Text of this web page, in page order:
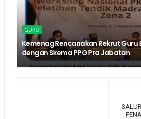
GURU
Kemenag Rencanakan Rekrut
dengan Skema PPG Pra Jabatan